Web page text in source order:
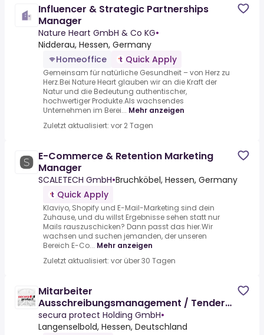
Influencer & Strategic Partnerships
Manager
Nature Heart GmbH & Co KG•
Nidderau, Hessen, Germany
Homeoffice
Quick Apply
Gemeinsam für natürliche Gesundheit – von Herz zu
Herz.Bei Nature Heart glauben wir an die Kraft der
Natur und die Bedeutung authentischer,
hochwertiger Produkte.Als wachsendes
Unternehmen im Berei... Mehr anzeigen
Zuletzt aktualisiert: vor 2 Tagen
E-Commerce & Retention Marketing
Manager
SCALETECH GmbH•Bruchköbel, Hessen, Germany
Quick Apply
Klaviyo, Shopify und E-Mail-Marketing sind dein
Zuhause, und du willst Ergebnisse sehen statt nur
Mails rauszuschicken? Dann passt das hier.Wir
wachsen und suchen jemanden, der unseren
Bereich E-Co... Mehr anzeigen
Zuletzt aktualisiert: vor über 30 Tagen
Mitarbeiter
Ausschreibungsmanagement / Tender
Manager (m/w/d)
secura protect Holding GmbH•
Langenselbold, Hessen, Deutschland